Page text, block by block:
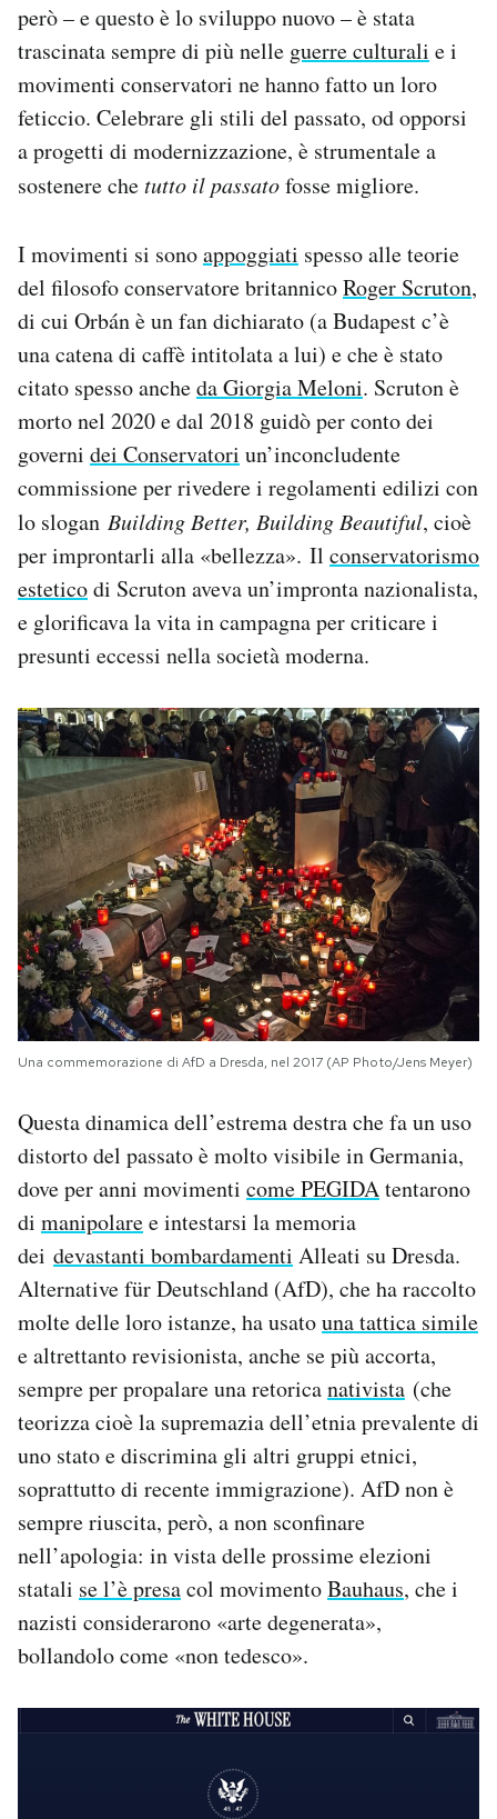
però – e questo è lo sviluppo nuovo – è stata
trascinata sempre di più nelle guerre culturali e i
movimenti conservatori ne hanno fatto un loro
feticcio. Celebrare gli stili del passato, od opporsi
a progetti di modernizzazione, è strumentale a
sostenere chetutto il passatofosse migliore.
I movimenti si sonoappoggiati spesso alle teorie
del filosofo conservatore britannicoRoger Scruton,
di cui Orbán è un fan dichiarato (a Budapest c’è
una catena di caffè intitolata a lui) e che è stato
citato spesso ancheda Giorgia Meloni. Scruton è
morto nel 2020 e dal 2018 guidò per conto dei
governi dei Conservatori un’inconcludente
commissione per rivedere i regolamenti edilizi con
lo slogan Building Better, Building Beautiful, cioè
per improntarli alla «bellezza». Il conservatorismo
esteticodi Scruton aveva un’impronta nazionalista,
e glorificava la vita in campagna per criticare i
presunti eccessi nella società moderna.
Una commemorazione di AfD a Dresda, nel 2017 (AP Photo/Jens Meyer)
Questa dinamica dell’estrema destra che fa un uso
distorto del passato è molto visibile in Germania,
dove per anni movimenti come PEGIDAtentarono
di manipolaree intestarsi la memoria
dei devastanti bombardamenti Alleati su Dresda.
Alternative für Deutschland (AfD), che ha raccolto
molte delle loro istanze, ha usatouna tattica simile
e altrettanto revisionista, anche se più accorta,
sempre per propalare una retoricanativista (che
teorizza cioè la supremazia dell’etnia prevalente di
uno stato e discrimina gli altri gruppi etnici,
soprattutto di recente immigrazione). AfD non è
sempre riuscita, però, a non sconfinare
nell’apologia: in vista delle prossime elezioni
statali se l’è presacol movimentoBauhaus, che i
nazisti considerarono «arte degenerata»,
bollandolo come «non tedesco».